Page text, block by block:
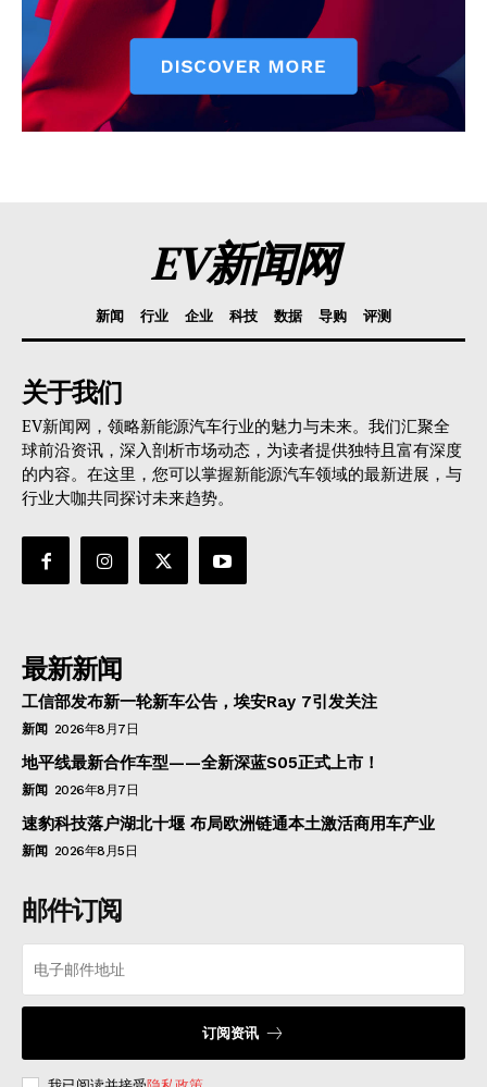
EV新闻网
新闻 行业 企业 科技 数据 导购 评测
关于我们
EV新闻网，领略新能源汽车行业的魅力与未来。我们汇聚全
球前沿资讯，深入剖析市场动态，为读者提供独特且富有深度
的内容。在这里，您可以掌握新能源汽车领域的最新进展，与
行业大咖共同探讨未来趋势。
最新新闻
工信部发布新一轮新车公告，埃安Ray 7引发关注
新闻 2026年8月7日
地平线最新合作车型——全新深蓝S05正式上市！
新闻 2026年8月7日
速豹科技落户湖北十堰 布局欧洲链通本土激活商用车产业
新闻 2026年8月5日
邮件订阅
订阅资讯